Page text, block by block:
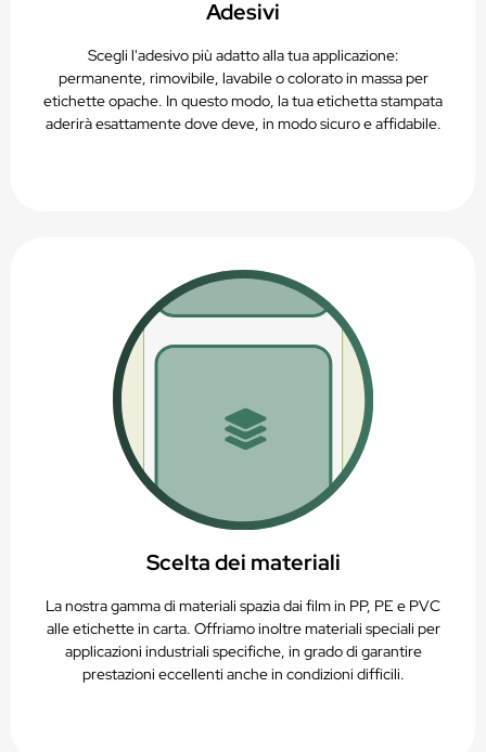
Adesivi
Scegli l'adesivo più adatto alla tua applicazione:
permanente, rimovibile, lavabile o colorato in massa per
etichette opache. In questo modo, la tua etichetta stampata
aderirà esattamente dove deve, in modo sicuro e affidabile.
Scelta dei materiali
La nostra gamma di materiali spazia dai film in PP, PE e PVC
alle etichette in carta. Offriamo inoltre materiali speciali per
applicazioni industriali specifiche, in grado di garantire
prestazioni eccellenti anche in condizioni difficili.